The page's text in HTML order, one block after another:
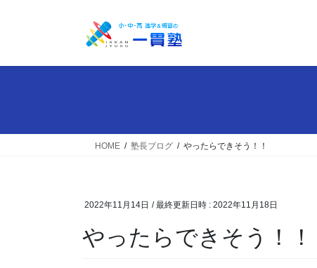
HOME 塾長ブログ やったらできそう！！
2022年11月14日 / 最終更新日時 : 2022年11月18日
やったらできそう！！